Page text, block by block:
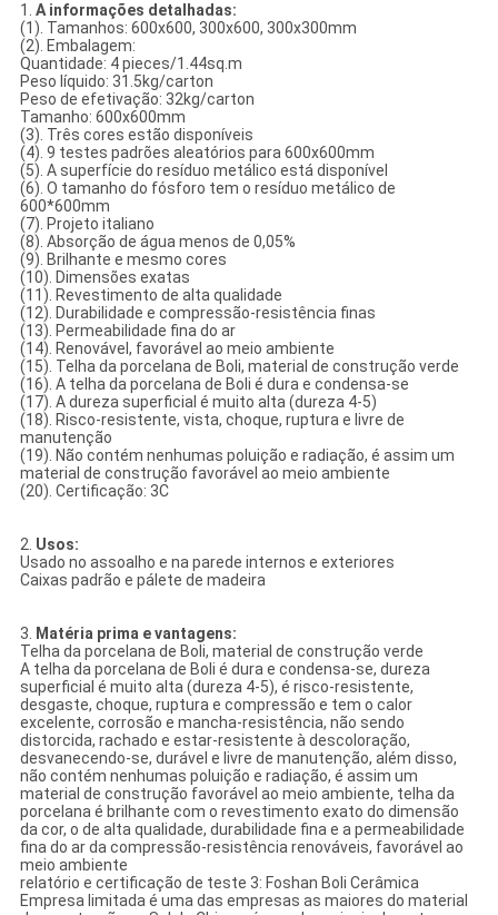
1. A informações detalhadas:
(1). Tamanhos: 600x600, 300x600, 300x300mm
(2). Embalagem:
Quantidade: 4 pieces/1.44sq.m
Peso líquido: 31.5kg/carton
Peso de efetivação: 32kg/carton
Tamanho: 600x600mm
(3). Três cores estão disponíveis
(4). 9 testes padrões aleatórios para 600x600mm
(5). A superfície do resíduo metálico está disponível
(6). O tamanho do fósforo tem o resíduo metálico de
600*600mm
(7). Projeto italiano
(8). Absorção de água menos de 0,05%
(9). Brilhante e mesmo cores
(10). Dimensões exatas
(11). Revestimento de alta qualidade
(12). Durabilidade e compressão-resistência finas
(13). Permeabilidade fina do ar
(14). Renovável, favorável ao meio ambiente
(15). Telha da porcelana de Boli, material de construção verde
(16). A telha da porcelana de Boli é dura e condensa-se
(17). A dureza superficial é muito alta (dureza 4-5)
(18). Risco-resistente, vista, choque, ruptura e livre de
manutenção
(19). Não contém nenhumas poluição e radiação, é assim um
material de construção favorável ao meio ambiente
(20). Certificação: 3C
2. Usos:
Usado no assoalho e na parede internos e exteriores
Caixas padrão e pálete de madeira
3. Matéria prima e vantagens:
Telha da porcelana de Boli, material de construção verde
A telha da porcelana de Boli é dura e condensa-se, dureza
superficial é muito alta (dureza 4-5), é risco-resistente,
desgaste, choque, ruptura e compressão e tem o calor
excelente, corrosão e mancha-resistência, não sendo
distorcida, rachado e estar-resistente à descoloração,
desvanecendo-se, durável e livre de manutenção, além disso,
não contém nenhumas poluição e radiação, é assim um
material de construção favorável ao meio ambiente, telha da
porcelana é brilhante com o revestimento exato do dimensão
da cor, o de alta qualidade, durabilidade fina e a permeabilidade
fina do ar da compressão-resistência renováveis, favorável ao
meio ambiente
relatório e certificação de teste 3: Foshan Boli Cerâmica
Empresa limitada é uma das empresas as maiores do material